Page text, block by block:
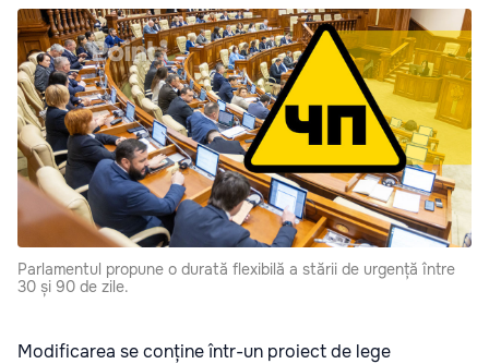
Parlamentul propune o durată flexibilă a stării de urgență între
30 și 90 de zile.
Modificarea se conține într-un proiect de lege